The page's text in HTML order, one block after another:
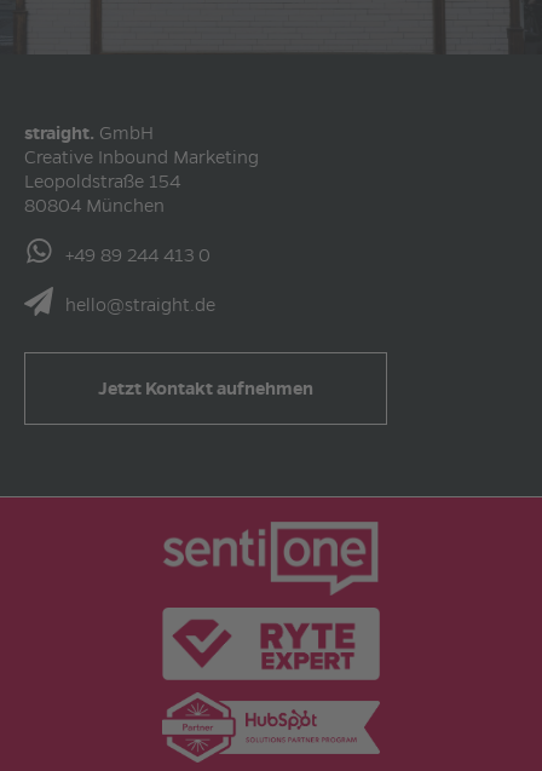
straight. GmbH
Creative Inbound Marketing
Leopoldstraße 154
80804 München
+49 89 244 413 0
hello@straight.de
Jetzt Kontakt aufnehmen